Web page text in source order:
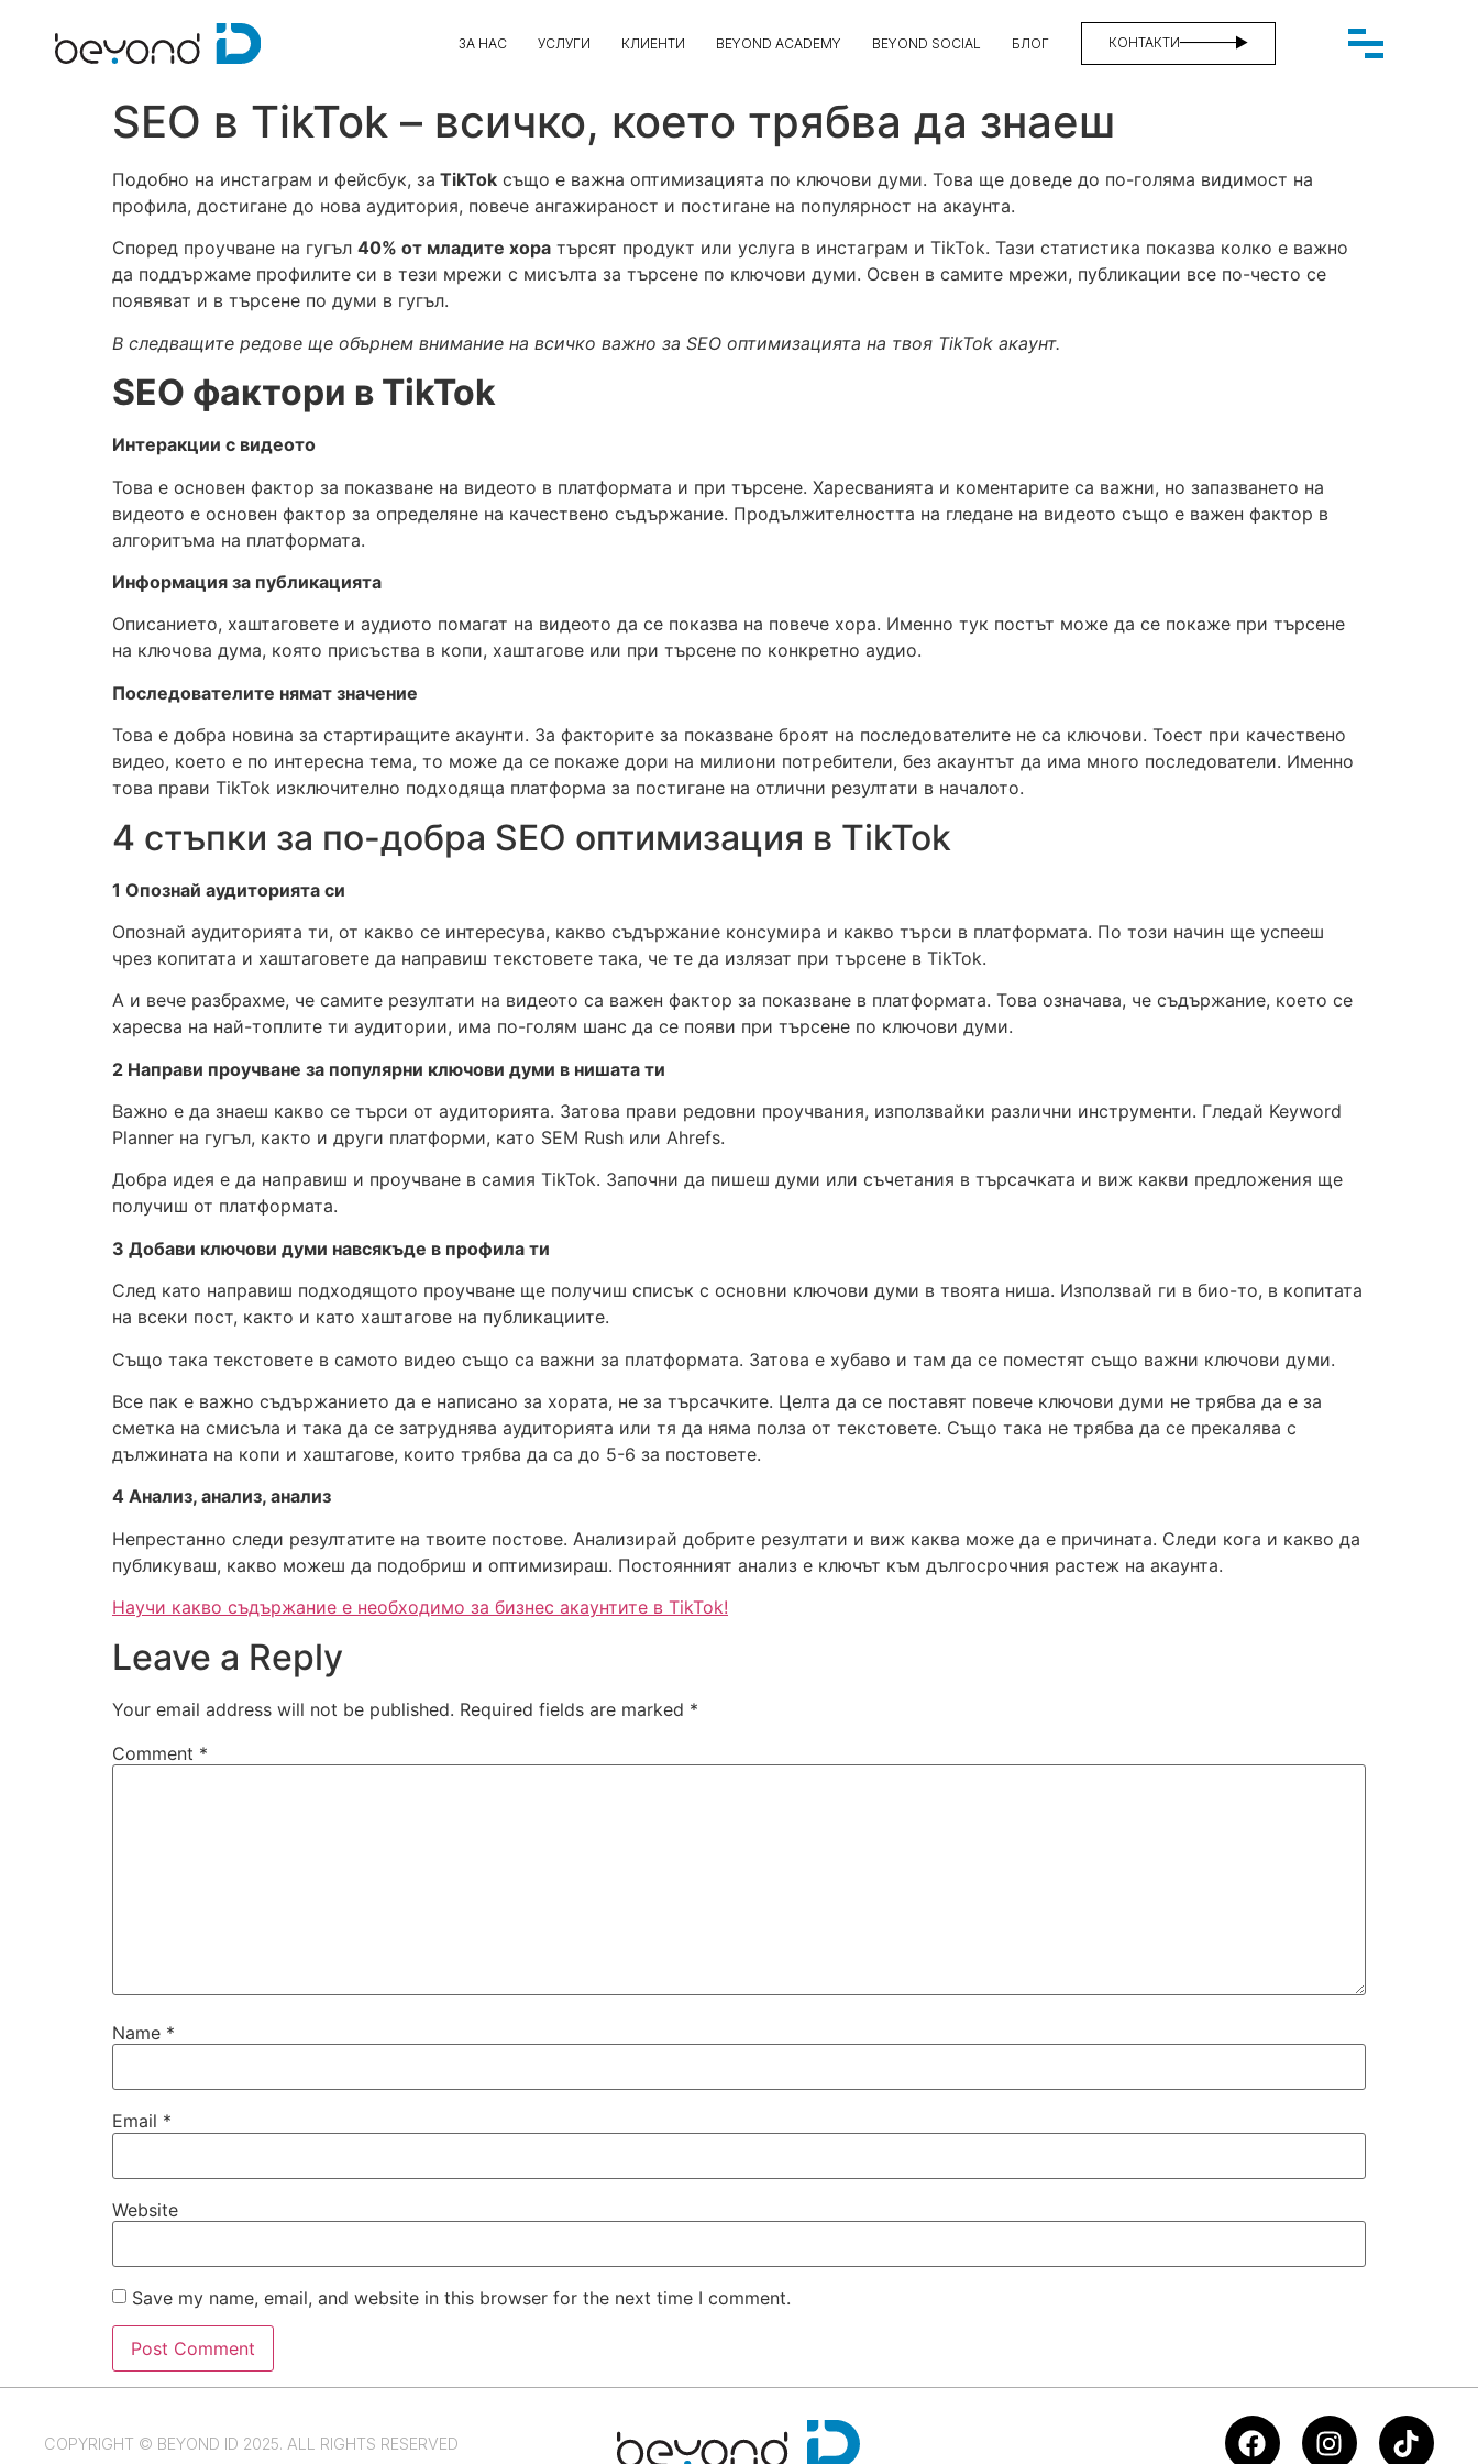
ЗА НАС УСЛУГИ КЛИЕНТИ BEYOND ACADEMY BEYOND SOCIAL БЛОГ КОНТАКТИ
SEO в TikTok – всичко, което трябва да знаеш
Подобно на инстаграм и фейсбук, за TikTok също е важна оптимизацията по ключови думи. Това ще доведе до по-голяма видимост на
профила, достигане до нова аудитория, повече ангажираност и постигане на популярност на акаунта.
Според проучване на гугъл 40% от младите хора търсят продукт или услуга в инстаграм и TikTok. Тази статистика показва колко е важно
да поддържаме профилите си в тези мрежи с мисълта за търсене по ключови думи. Освен в самите мрежи, публикации все по-често се
появяват и в търсене по думи в гугъл.
В следващите редове ще обърнем внимание на всичко важно за SEO оптимизацията на твоя TikTok акаунт.
SEO фактори в TikTok
Интеракции с видеото
Това е основен фактор за показване на видеото в платформата и при търсене. Харесванията и коментарите са важни, но запазването на
видеото е основен фактор за определяне на качествено съдържание. Продължителността на гледане на видеото също е важен фактор в
алгоритъма на платформата.
Информация за публикацията
Описанието, хаштаговете и аудиото помагат на видеото да се показва на повече хора. Именно тук постът може да се покаже при търсене
на ключова дума, която присъства в копи, хаштагове или при търсене по конкретно аудио.
Последователите нямат значение
Това е добра новина за стартиращите акаунти. За факторите за показване броят на последователите не са ключови. Тоест при качествено
видео, което е по интересна тема, то може да се покаже дори на милиони потребители, без акаунтът да има много последователи. Именно
това прави TikTok изключително подходяща платформа за постигане на отлични резултати в началото.
4 стъпки за по-добра SEO оптимизация в TikTok
1 Опознай аудиторията си
Опознай аудиторията ти, от какво се интересува, какво съдържание консумира и какво търси в платформата. По този начин ще успееш
чрез копитата и хаштаговете да направиш текстовете така, че те да излязат при търсене в TikTok.
А и вече разбрахме, че самите резултати на видеото са важен фактор за показване в платформата. Това означава, че съдържание, което се
харесва на най-топлите ти аудитории, има по-голям шанс да се появи при търсене по ключови думи.
2 Направи проучване за популярни ключови думи в нишата ти
Важно е да знаеш какво се търси от аудиторията. Затова прави редовни проучвания, използвайки различни инструменти. Гледай Keyword
Planner на гугъл, както и други платформи, като SEM Rush или Ahrefs.
Добра идея е да направиш и проучване в самия TikTok. Започни да пишеш думи или съчетания в търсачката и виж какви предложения ще
получиш от платформата.
3 Добави ключови думи навсякъде в профила ти
След като направиш подходящото проучване ще получиш списък с основни ключови думи в твоята ниша. Използвай ги в био-то, в копитата
на всеки пост, както и като хаштагове на публикациите.
Също така текстовете в самото видео също са важни за платформата. Затова е хубаво и там да се поместят също важни ключови думи.
Все пак е важно съдържанието да е написано за хората, не за търсачките. Целта да се поставят повече ключови думи не трябва да е за
сметка на смисъла и така да се затруднява аудиторията или тя да няма полза от текстовете. Също така не трябва да се прекалява с
дължината на копи и хаштагове, които трябва да са до 5-6 за постовете.
4 Анализ, анализ, анализ
Непрестанно следи резултатите на твоите постове. Анализирай добрите резултати и виж каква може да е причината. Следи кога и какво да
публикуваш, какво можеш да подобриш и оптимизираш. Постоянният анализ е ключът към дългосрочния растеж на акаунта.
Научи какво съдържание е необходимо за бизнес акаунтите в TikTok!
Leave a Reply
Your email address will not be published. Required fields are marked *
Comment *
Name *
Email *
Website
Save my name, email, and website in this browser for the next time I comment.
COPYRIGHT © BEYOND ID 2025. ALL RIGHTS RESERVED